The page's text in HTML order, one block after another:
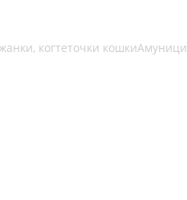
когтеточки кошки